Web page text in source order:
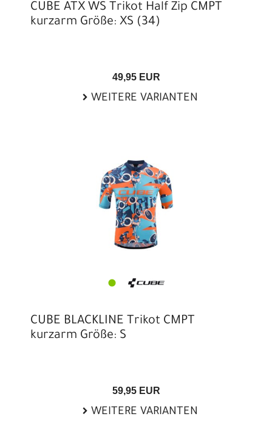
CUBE ATX WS Trikot Half Zip CMPT
kurzarm Größe: XS (34)
49,95 EUR
WEITERE VARIANTEN
CUBE BLACKLINE Trikot CMPT
kurzarm Größe: S
59,95 EUR
WEITERE VARIANTEN